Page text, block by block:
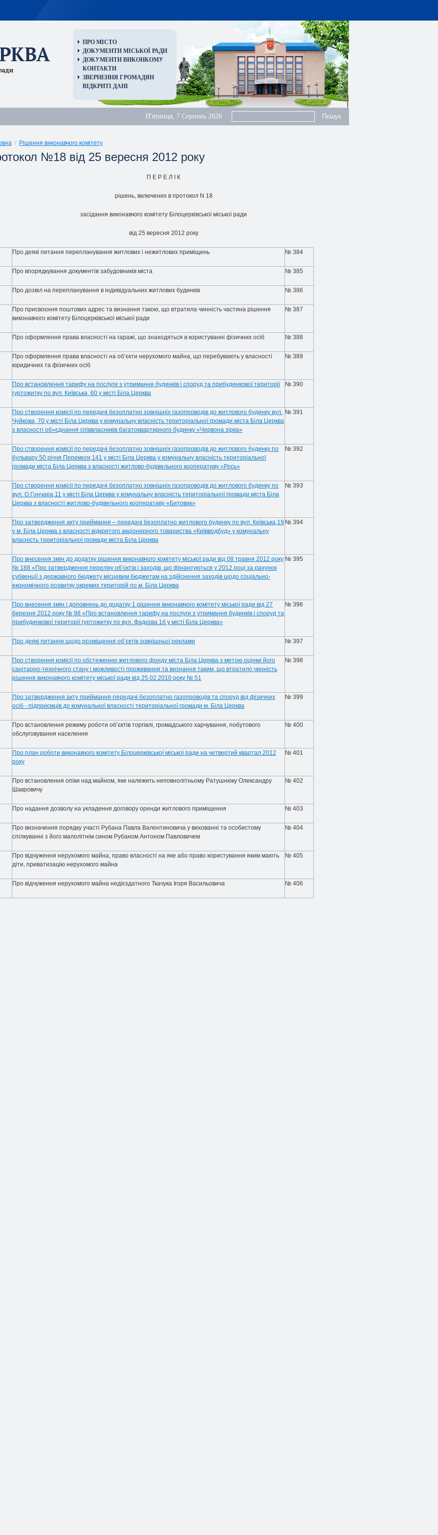
ПРО МІСТО
ДОКУМЕНТИ МІСЬКОЇ РАДИ
ДОКУМЕНТИ ВИКОНКОМУ
КОНТАКТИ
ЗВЕРНЕННЯ ГРОМАДЯН
ВІДКРИТІ ДАНІ
П'ятниця, 7 Серпень 2026
/ Рішення виконавчого комітету
№18 від 25 вересня 2012 року
П Е Р Е Л I К
piшень, включених в пpотокол N 18
засiдання виконавчого комітету Білоцерківської мiської pади
від 25 вересня 2012 pоку
Про деякі питання перепланування житлових і нежитлових приміщень № 384
Про впорядкування документів забудовників міста № 385
Про дозвіл на перепланування в індивідуальних житлових будинків № 386
Про присвоєння поштових адрес та визнання такою, що втратила чинність частина рішення
виконавчого комітету Білоцерківської міської ради
№ 387
Про оформлення права власності на гаражі, що знаходяться в користуванні фізичних осіб № 388
Про оформлення права власності на об’єкти нерухомого майна, що перебувають у власності
юридичних та фізичних осіб
№ 389
Про встановлення тарифу на послуги з утримання будинків і споруд та прибудинкової території
гуртожитку по вул. Київська, 60 у місті Біла Церква
№ 390
Про створення комісії по передачі безоплатно зовнішніх газопроводів до житлового будинку вул.
Чуйкова, 70 у місті Біла Церква у комунальну власність територіальної громади міста Біла Церква
з власності об»єднання співвласників багатоквартирного будинку «Червона зірка»
№ 391
Про створення комісії по передачі безоплатно зовнішніх газопроводів до житлового будинку по
бульвару 50 річчя Перемоги,141 у місті Біла Церква у комунальну власність територіальної
громади міста Біла Церква з власності житлово-будівельного кооперативу «Рось»
№ 392
Про створення комісії по передачі безоплатно зовнішніх газопроводів до житлового будинку по
вул. О.Гончара,11 у місті Біла Церква у комунальну власність територіальної громади міста Біла
Церква з власності житлово-будівельного кооперативу «Битовик»
№ 393
Про затвердження акту приймання – передачі безоплатно житлового будинку по вул. Київська,19
у м. Біла Церква з власності відкритого акціонерного товариства «Київводбуд» у комунальну
власність територіальної громади міста Біла Церква
№ 394
Про внесення змін до додатку рішення виконавчого комітету міської ради від 08 травня 2012 року
№ 188 «Про затвердження переліку об’єктів і заходів, що фінансуються у 2012 році за рахунок
субвенції з державного бюджету місцевим бюджетам на здійснення заходів щодо соціально-
економічного розвитку окремих територій по м. Біла Церква
№ 395
Про внесення змін і доповнень до додатку 1 рішення виконавчого комітету міської ради від 27
березня 2012 року № 98 «Про встановлення тарифу на послуги з утримання будинків і споруд та
прибудинкової території гуртожитку по вул. Фадєєва 1б у місті Біла Церква»
№ 396
Про деякі питання щодо розміщення об’єктів зовнішньої реклами № 397
Про створення комісії по обстеженню житлового фонду міста Біла Церква з метою оцінки його
санітарно-технічного стану і можливості проживання та визнання таким, що втратило чинність
рішення виконавчого комітету міської ради від 25.02.2010 року № 51
№ 398
Про затвердження акту приймання-передачі безоплатно газопроводів та споруд від фізичних
осіб - підприємців до комунальної власності територіальної громади м. Біла Церква
№ 399
Про встановлення режиму роботи об’єктів торгівлі, громадського харчування, побутового
обслуговування населення
№ 400
Пpо план pоботи виконавчого комітету Бiлоцеpкiвської міської pади на четвертий квартал 2012
pоку
№ 401
Про встановлення опіки над майном, яке належить неповнолітньому Ратушнюку Олександру
Шакровичу
№ 402
Про надання дозволу на укладення договору оренди житлового приміщення № 403
Про визначення порядку участі Рубана Павла Валентиновича у вихованні та особистому
спілкуванні з його малолітнім сином Рубаном Антоном Павловичем
№ 404
Про відчуження нерухомого майна, право власності на яке або право користування яким мають
діти, приватизацію нерухомого майна
№ 405
Про відчуження нерухомого майна недієздатного Ткачука Ігоря Васильовича № 406